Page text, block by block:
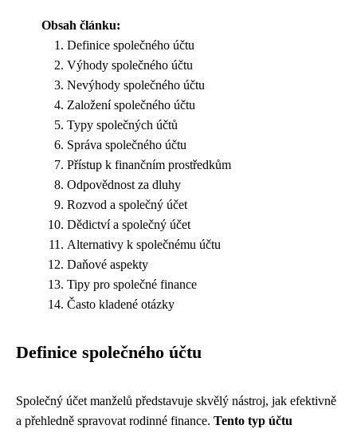
Obsah článku:
Definice společného účtu
Výhody společného účtu
Nevýhody společného účtu
Založení společného účtu
Typy společných účtů
Správa společného účtu
Přístup k finančním prostředkům
Odpovědnost za dluhy
Rozvod a společný účet
Dědictví a společný účet
Alternativy k společnému účtu
Daňové aspekty
Tipy pro společné finance
Často kladené otázky
Definice společného účtu
Společný účet manželů představuje skvělý nástroj, jak efektivně
a přehledně spravovat rodinné finance. Tento typ účtu